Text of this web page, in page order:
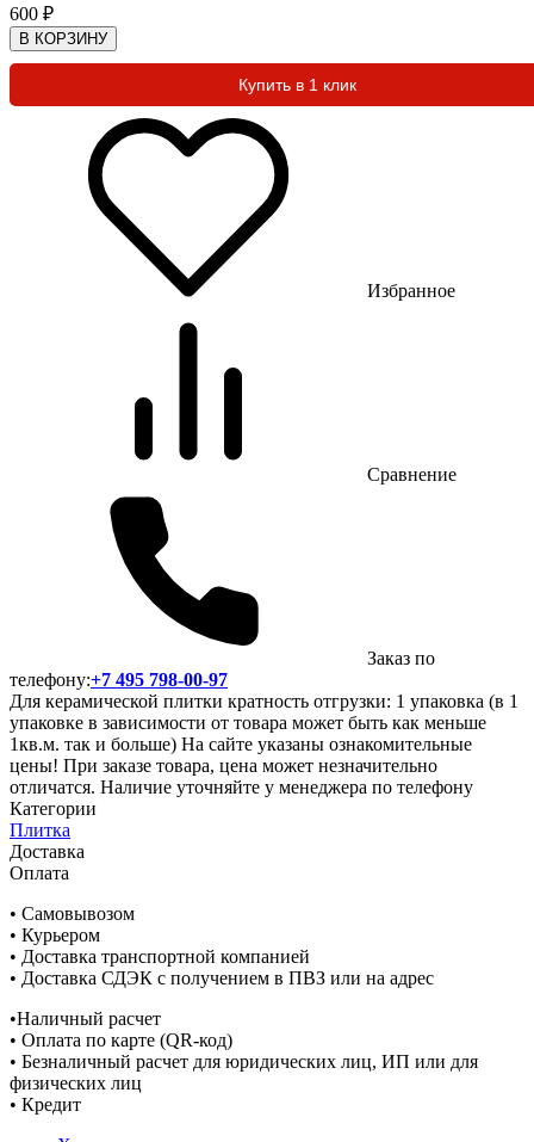
600 ₽
В КОРЗИНУ
Купить в 1 клик
Избранное
Сравнение
Заказ по
телефону:+7 495 798-00-97
Для керамической плитки кратность отгрузки: 1 упаковка (в 1
упаковке в зависимости от товара может быть как меньше
1кв.м. так и больше) На сайте указаны ознакомительные
цены! При заказе товара, цена может незначительно
отличатся. Наличие уточняйте у менеджера по телефону
Категории
Плитка
Доставка
Оплата
• Самовывозом
• Курьером
• Доставка транспортной компанией
• Доставка СДЭК с получением в ПВЗ или на адрес
•Наличный расчет
• Оплата по карте (QR-код)
• Безналичный расчет для юридических лиц, ИП или для
физических лиц
• Кредит